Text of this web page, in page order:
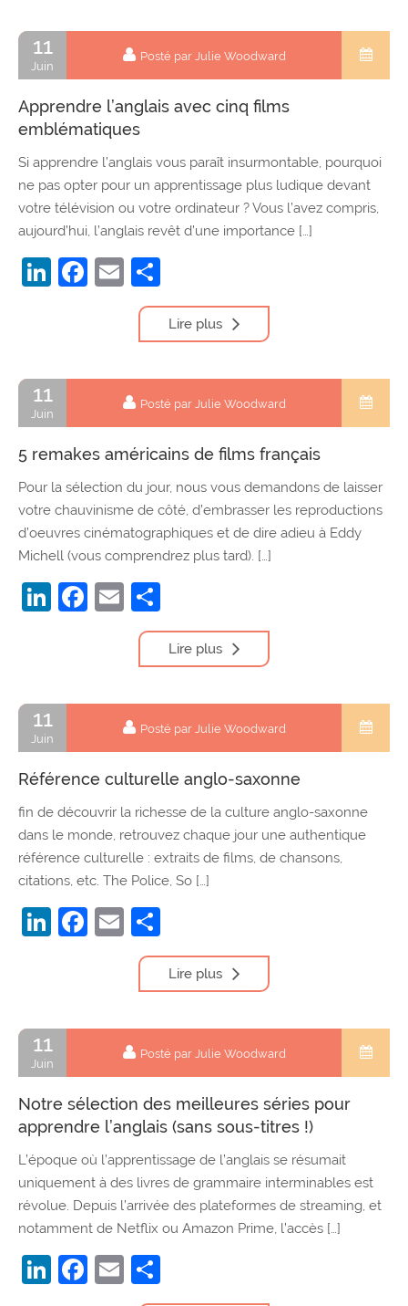
11
Juin
Posté par Julie Woodward
Apprendre l’anglais avec cinq films
emblématiques
Si apprendre l’anglais vous paraît insurmontable, pourquoi
ne pas opter pour un apprentissage plus ludique devant
votre télévision ou votre ordinateur ? Vous l’avez compris,
aujourd’hui, l’anglais revêt d’une importance […]
LinkedIn
Facebook
Email
Lire plus
11
Juin
Posté par Julie Woodward
5 remakes américains de films français
Pour la sélection du jour, nous vous demandons de laisser
votre chauvinisme de côté, d’embrasser les reproductions
d’oeuvres cinématographiques et de dire adieu à Eddy
Michell (vous comprendrez plus tard). […]
LinkedIn
Facebook
Email
Lire plus
11
Juin
Posté par Julie Woodward
Référence culturelle anglo-saxonne
fin de découvrir la richesse de la culture anglo-saxonne
dans le monde, retrouvez chaque jour une authentique
référence culturelle : extraits de films, de chansons,
citations, etc. The Police, So […]
LinkedIn
Facebook
Email
Lire plus
11
Juin
Posté par Julie Woodward
Notre sélection des meilleures séries pour
apprendre l’anglais (sans sous-titres !)
L’époque où l’apprentissage de l’anglais se résumait
uniquement à des livres de grammaire interminables est
révolue. Depuis l’arrivée des plateformes de streaming, et
notamment de Netflix ou Amazon Prime, l’accès […]
LinkedIn
Facebook
Email